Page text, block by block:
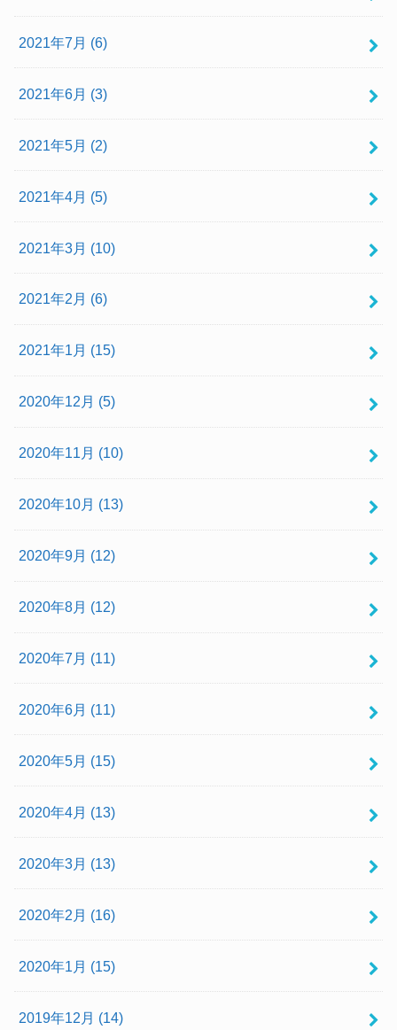
2021年7月 (6)
2021年6月 (3)
2021年5月 (2)
2021年4月 (5)
2021年3月 (10)
2021年2月 (6)
2021年1月 (15)
2020年12月 (5)
2020年11月 (10)
2020年10月 (13)
2020年9月 (12)
2020年8月 (12)
2020年7月 (11)
2020年6月 (11)
2020年5月 (15)
2020年4月 (13)
2020年3月 (13)
2020年2月 (16)
2020年1月 (15)
2019年12月 (14)